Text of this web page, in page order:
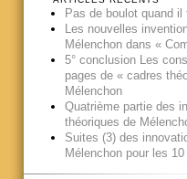
Pas de boulot quand il
Les nouvelles
Mélenchon dans «
5° conclusion Les
pages de « cadres
Mélenchon
Quatrième partie des
théoriques de
Suites (3) des
Mélenchon pour les